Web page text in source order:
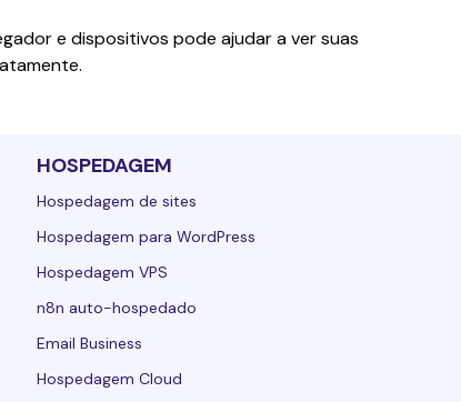
e dispositivos pode ajudar a ver suas
HOSPEDAGEM
Hospedagem de sites
Hospedagem para WordPress
Hospedagem VPS
n8n auto-hospedado
Email Business
Hospedagem Cloud